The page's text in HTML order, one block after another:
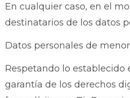
En cualquier caso, en el
destinatarios de los datos
Datos personales de
Respetando lo establecido
garantía de los derechos